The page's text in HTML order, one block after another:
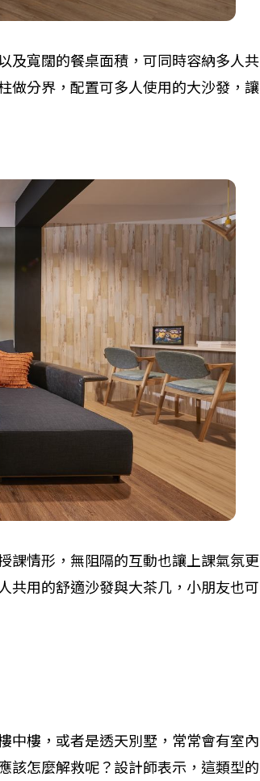
及寬闊的餐桌面積，可同時容納多人共
做分界，配置可多人使用的大沙發，讓
情形，無阻隔的互動也讓上課氣氛更
共用的舒適沙發與大茶几，小朋友也可
中樓，或者是透天別墅，常常會有室內
該怎麼解救呢？設計師表示，這類型的